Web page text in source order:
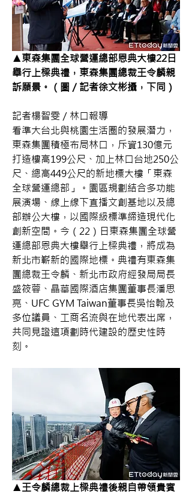
▲東森集團全球營運總部恩典大樓22日
舉行上樑典禮，東森集團總裁王令麟親
訴願景。（圖／記者徐文彬攝，下同）
記者楊智雯／林口報導
看準大台北與桃園生活圈的發展潛力，
東森集團積極布局林口，斥資130億元
打造樓高199公尺、加上林口台地250公
尺、總高449公尺的新地標大樓「東森
全球營運總部」。園區規劃結合多功能
展演場、線上線下直播文創基地以及總
部辦公大樓，以國際級標準締造現代化
創新空間。今（22）日東森集團全球營
運總部恩典大樓舉行上樑典禮，將成為
新北市嶄新的國際地標。典禮有東森集
團總裁王令麟、新北市政府經發局局長
盛筱蓉、晶華國際酒店集團董事長潘思
亮、UFC GYM Taiwan董事長吳怡翰及
多位議員、工商名流與在地代表出席，
共同見證這項劃時代建設的歷史性時
刻。
▲王令麟總裁上樑典禮後親自帶領貴賓